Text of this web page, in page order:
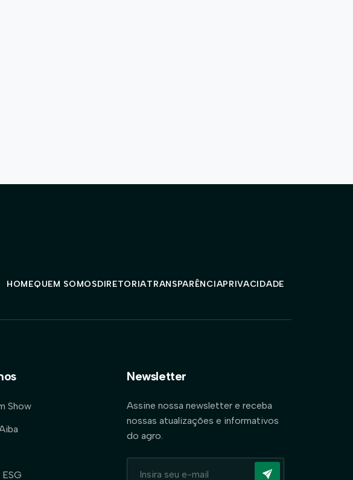
HOMEQUEM SOMOSDIRETORIATRANSPARÊNCIAPRIVACIDADE
Show
Newsletter
Assine nossa newsletter e receba
nossas atualizações e informativos
do agro.